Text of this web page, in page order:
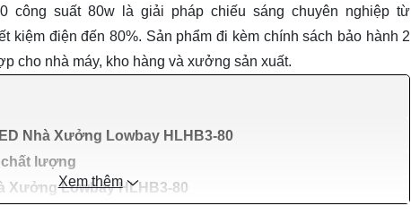
công suất 80w là giải pháp chiếu sáng chuyên nghiệp từ
kiệm điện đến 80%. Sản phẩm đi kèm chính sách bảo hành 2
cho nhà máy, kho hàng và xưởng sản xuất.
Nhà Xưởng Lowbay HLHB3-80
lượng
Xưởng Lowbay HLHB3-80
Xem thêm